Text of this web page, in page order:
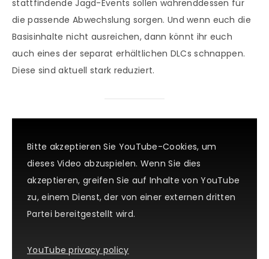
stattfindende Jagd-Events sollen währenddessen für
die passende Abwechslung sorgen. Und wenn euch die
Basisinhalte nicht ausreichen, dann könnt ihr euch
auch eines der separat erhältlichen DLCs schnappen.
Diese sind aktuell stark reduziert.
Bitte akzeptieren Sie YouTube-Cookies, um
dieses Video abzuspielen. Wenn Sie dies
akzeptieren, greifen Sie auf Inhalte von YouTube
zu, einem Dienst, der von einer externen dritten
Partei bereitgestellt wird.
YouTube privacy policy